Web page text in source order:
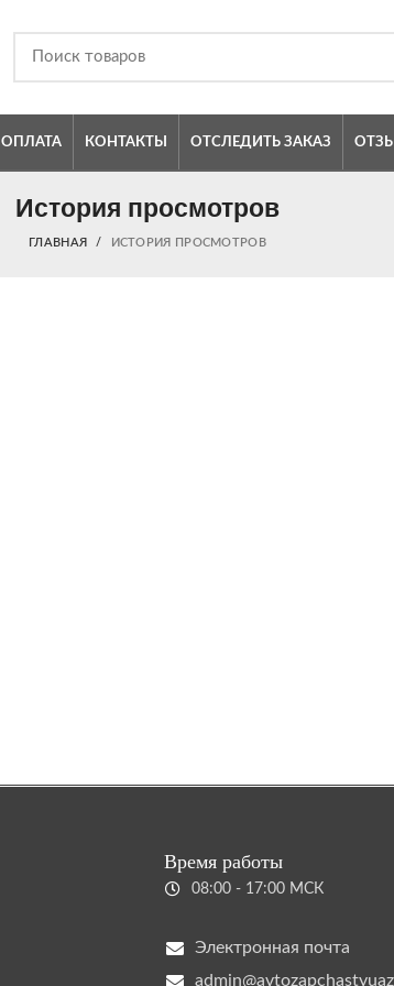
ОПЛАТА КОНТАКТЫ ОТСЛЕДИТЬ ЗАКАЗ
История просмотров
ГЛАВНАЯ ИСТОРИЯ ПРОСМОТРОВ
Время работы
08:00 - 17:00 МСК
Электронная почта